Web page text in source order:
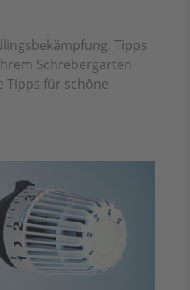
Tipps
Schrebergarten
Tipps für schöne